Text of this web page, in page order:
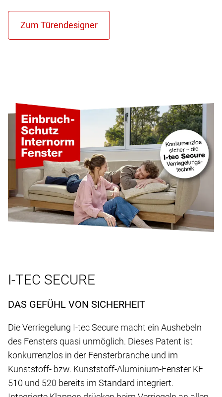
I-TEC SECURE
DAS GEFÜHL VON SICHERHEIT
Die Verriegelung I-tec Secure macht ein Aushebeln
des Fensters quasi unmöglich. Dieses Patent ist
konkurrenzlos in der Fensterbranche und im
Kunststoff- bzw. Kunststoff-Aluminium-Fenster KF
510 und 520 bereits im Standard integriert.